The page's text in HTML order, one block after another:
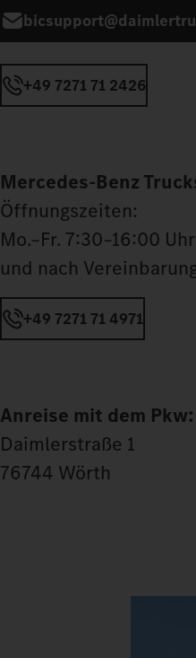
+49 7271 71 2426
Mercedes‑Benz
Öffnungszeiten:
Mo.–Fr. 7:30–16:00 Uhr
und nach
+49 7271 71 4971
Anreise mit dem Pkw:
Daimlerstraße 1
76744 Wörth